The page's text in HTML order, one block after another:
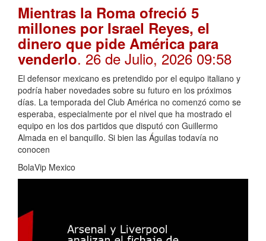
Mientras la Roma ofreció 5
millones por Israel Reyes, el
dinero que pide América para
venderlo. 26 de Julio, 2026 09:58
El defensor mexicano es pretendido por el equipo italiano y
podría haber novedades sobre su futuro en los próximos
días. La temporada del Club América no comenzó como se
esperaba, especialmente por el nivel que ha mostrado el
equipo en los dos partidos que disputó con Guillermo
Almada en el banquillo. Si bien las Águilas todavía no
conocen
BolaVip Mexico